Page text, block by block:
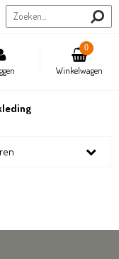
Winkelwagen
0